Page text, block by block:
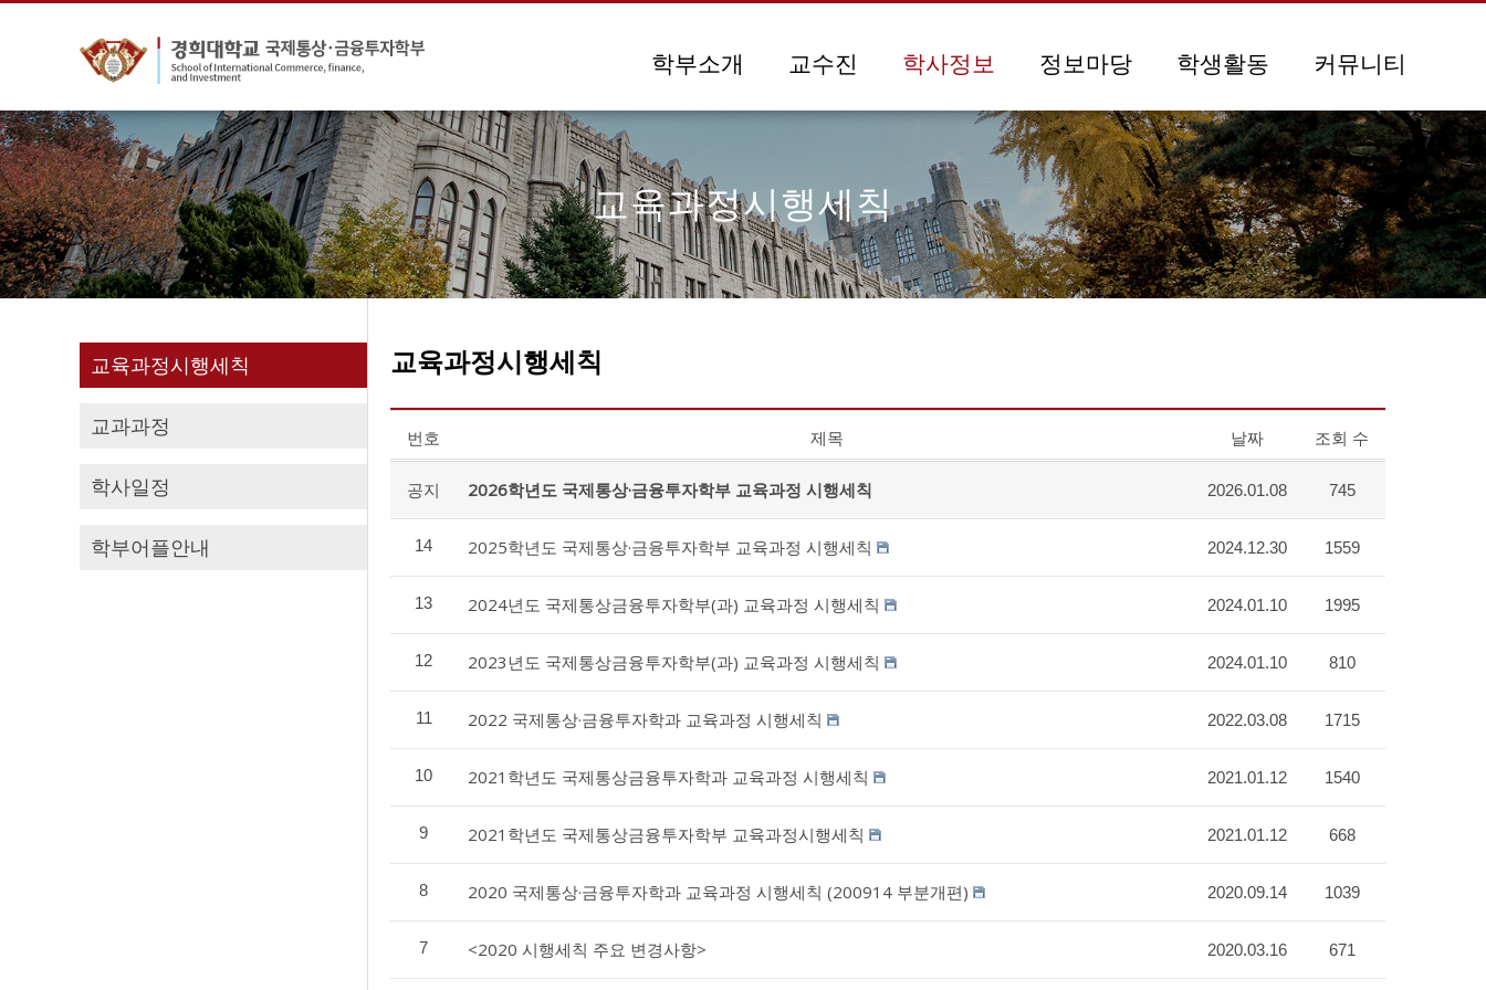
학부소개 교수진 학사정보 정보마당 학생활동 커뮤니티
교육과정시행세칙
교육과정시행세칙
교과과정
학사일정
학부어플안내
교육과정시행세칙
번호 제목 날짜 조회 수
공지 2026학년도 국제통상·금융투자학부 교육과정 시행세칙 2026.01.08 745
14 2025학년도 국제통상·금융투자학부 교육과정 시행세칙 2024.12.30 1559
13 2024년도 국제통상금융투자학부(과) 교육과정 시행세칙 2024.01.10 1995
12 2023년도 국제통상금융투자학부(과) 교육과정 시행세칙 2024.01.10 810
11 2022 국제통상·금융투자학과 교육과정 시행세칙 2022.03.08 1715
10 2021학년도 국제통상금융투자학과 교육과정 시행세칙 2021.01.12 1540
9 2021학년도 국제통상금융투자학부 교육과정시행세칙 2021.01.12 668
8 2020 국제통상·금융투자학과 교육과정 시행세칙 (200914 부분개편) 2020.09.14 1039
7 <2020 시행세칙 주요 변경사항> 2020.03.16 671